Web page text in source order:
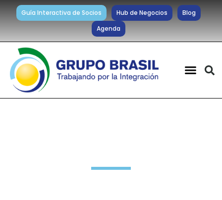
Guía Interactiva de Socios Hub de Negocios
Blog
Agenda